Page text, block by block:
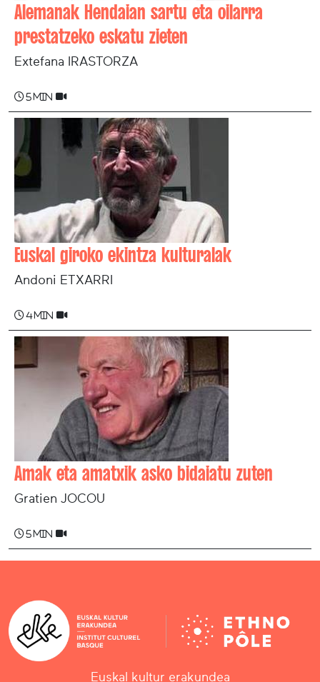
Alemanak Hendaian sartu eta oilarra
prestatzeko eskatu zieten
Extefana IRASTORZA
5 min
Euskal giroko ekintza kulturalak
Andoni ETXARRI
4 min
Amak eta amatxik asko bidaiatu zuten
Gratien JOCOU
5 min
Euskal kultur erakundea